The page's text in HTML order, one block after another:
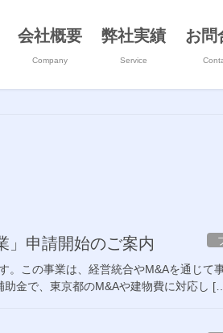
会社概要
Company
弊社実績
Service
お問
」申請開始のご案内
。この事業は、経営統合やM&Aを通じて
金で、東京都のM&Aや建物費に対応し